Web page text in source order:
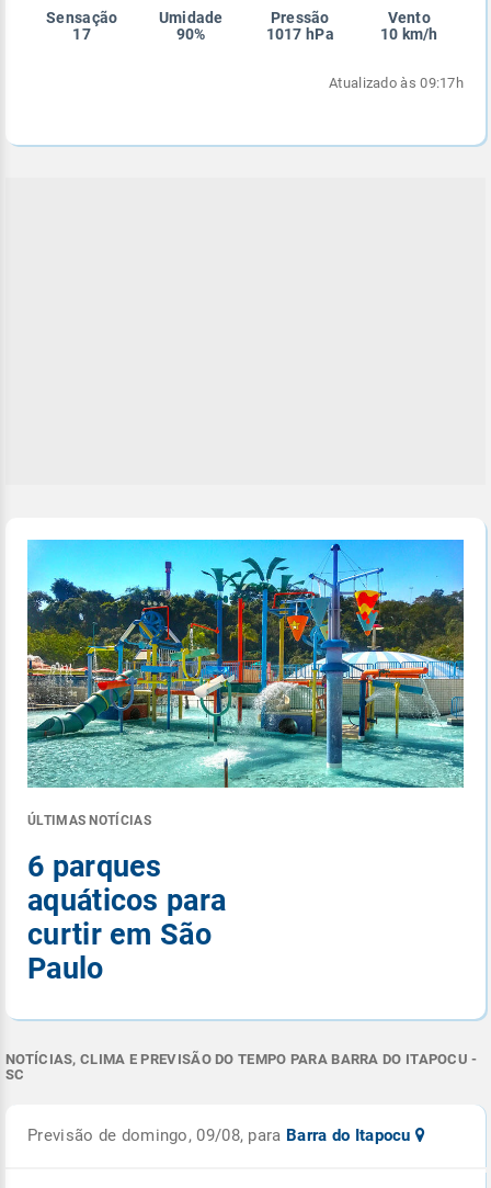
Sensação
17
Umidade
90%
Pressão
1017 hPa
Vento
10 km/h
Atualizado às 09:17h
ÚLTIMAS NOTÍCIAS
6 parques
aquáticos para
curtir em São
Paulo
NOTÍCIAS, CLIMA E PREVISÃO DO TEMPO PARA BARRA DO ITAPOCU -
SC
Previsão de domingo, 09/08, para Barra do Itapocu
Enviar
Enviar
Enviar
Enviar
Enviar